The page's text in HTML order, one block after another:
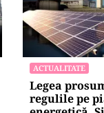
ACTUALITATE
Legea
regulile pe